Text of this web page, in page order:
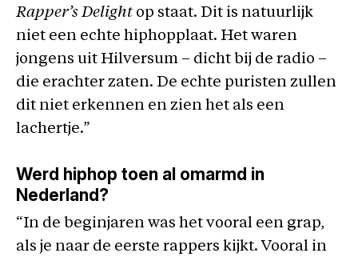
Rapper’s Delight op staat. Dit is natuurlijk
niet een echte hiphopplaat. Het waren
jongens uit Hilversum – dicht bij de radio –
die erachter zaten. De echte puristen zullen
dit niet erkennen en zien het als een
lachertje.”
Werd hiphop toen al omarmd in
Nederland?
“In de beginjaren was het vooral een grap,
als je naar de eerste rappers kijkt. Vooral in